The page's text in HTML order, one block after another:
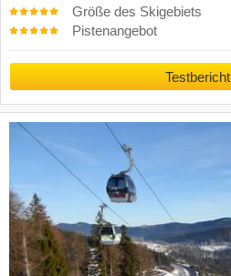
Größe des Skigebiets
Pistenangebot
Testbericht